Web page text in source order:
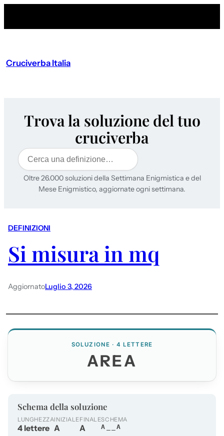
Cruciverba Italia
Trova la soluzione del tuo
cruciverba
Cerca
Oltre 26.000 soluzioni della Settimana Enigmistica e del
Mese Enigmistico, aggiornate ogni settimana.
DEFINIZIONI
Si misura in mq
AggiornatoLuglio 3, 2026
SOLUZIONE · 4 LETTERE
AREA
Schema della soluzione
LUNGHEZZA
4 lettere
INIZIALE
A
FINALE
A
SCHEMA
A__A